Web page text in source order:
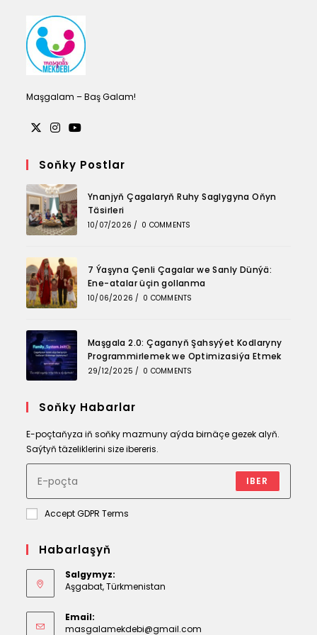
Maşgalam – Baş Galam!
a
new
tab
in
a
new
tab
in
a
new
tab
Soňky Postlar
Ynanjyň Çagalaryň Ruhy Saglygyna Oňyn
Täsirleri
10/07/2026 / 0 COMMENTS
7 Ýaşyna Çenli Çagalar we Sanly Dünýä:
Ene-atalar üçin gollanma
10/06/2026 / 0 COMMENTS
Maşgala 2.0: Çaganyň Şahsyýet Kodlaryny
Programmirlemek we Optimizasiýa Etmek
29/12/2025 / 0 COMMENTS
Soňky Habarlar
E-poçtaňyza iň soňky mazmuny aýda birnäçe gezek alyň.
Saýtyň täzeliklerini size ibereris.
IBER
Accept GDPR Terms
Habarlaşyň
Salgymyz:
Aşgabat, Türkmenistan
Email:
masgalamekdebi@gmail.com